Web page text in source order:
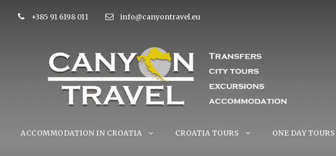
+385 91 6198 011 info@canyontravel.eu
ACCOMMODATION IN CROATIA CROATIA TOURS ONE DAY TOURS